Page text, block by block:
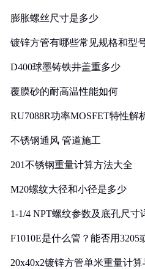
膨胀螺丝尺寸是多少
镀锌方管有哪些常见规格和型
D400球墨铸铁井盖重多少
覆膜砂的耐高温性能如何
RU7088R功率MOSFET特性解
不锈钢通风 管道施工
201不锈钢重量计算方法大全
M20螺纹大径和小径是多少
1-1/4 NPT螺纹参数及底孔尺寸
F1010E是什么管？能否用3205
20x40x2镀锌方管单米重量计